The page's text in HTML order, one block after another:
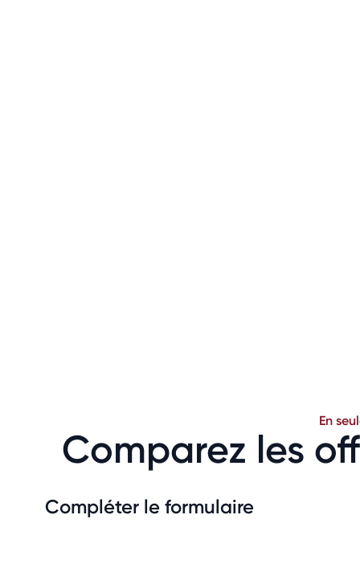
En
Comparez les
Compléter le formulaire